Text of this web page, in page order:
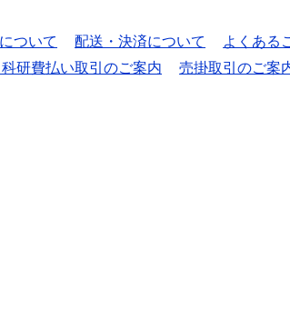
ついて 配送・決済について
よくある
研費払い取引のご案内 売掛取引のご案